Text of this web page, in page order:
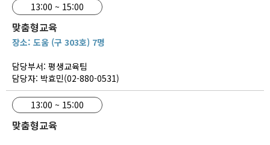
13:00 ~ 15:00
맞춤형교육
장소: 도움 (구 303호) 7명
담당부서: 평생교육팀
담당자: 박효민(02-880-0531)
13:00 ~ 15:00
맞춤형교육